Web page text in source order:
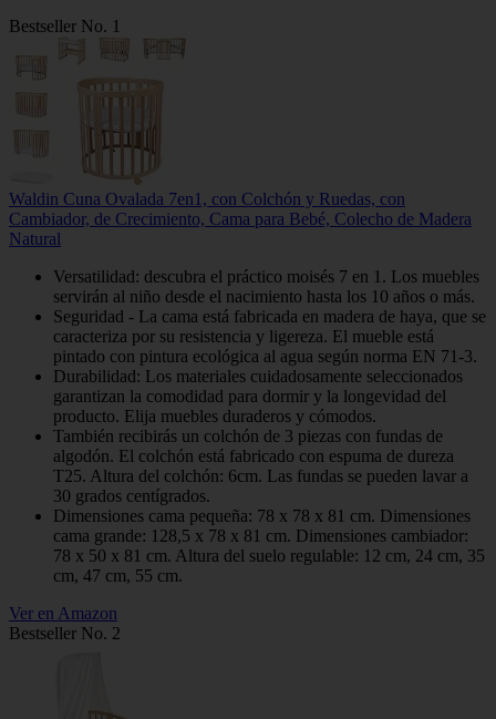
Bestseller No. 1
Waldin Cuna Ovalada 7en1, con Colchón y Ruedas, con
Cambiador, de Crecimiento, Cama para Bebé, Colecho de Madera
Natural
Versatilidad: descubra el práctico moisés 7 en 1. Los muebles
servirán al niño desde el nacimiento hasta los 10 años o más.
Seguridad - La cama está fabricada en madera de haya, que se
caracteriza por su resistencia y ligereza. El mueble está
pintado con pintura ecológica al agua según norma EN 71-3.
Durabilidad: Los materiales cuidadosamente seleccionados
garantizan la comodidad para dormir y la longevidad del
producto. Elija muebles duraderos y cómodos.
También recibirás un colchón de 3 piezas con fundas de
algodón. El colchón está fabricado con espuma de dureza
T25. Altura del colchón: 6cm. Las fundas se pueden lavar a
30 grados centígrados.
Dimensiones cama pequeña: 78 x 78 x 81 cm. Dimensiones
cama grande: 128,5 x 78 x 81 cm. Dimensiones cambiador:
78 x 50 x 81 cm. Altura del suelo regulable: 12 cm, 24 cm, 35
cm, 47 cm, 55 cm.
Ver en Amazon
Bestseller No. 2